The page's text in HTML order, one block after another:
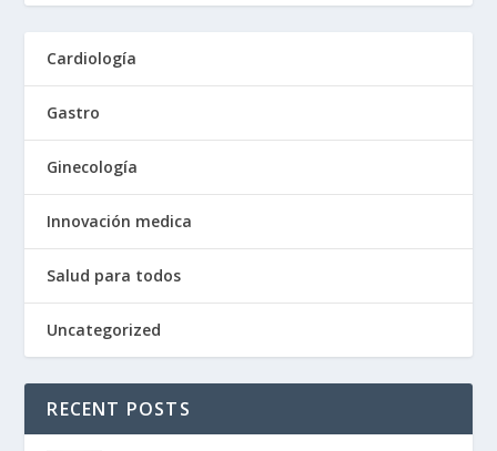
Cardiología
Gastro
Ginecología
Innovación medica
Salud para todos
Uncategorized
RECENT POSTS